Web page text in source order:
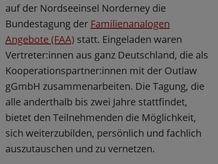
auf der Nordseeinsel Norderney die
Bundestagung der Familienanalogen
Angebote (FAA) statt. Eingeladen waren
Vertreter:innen aus ganz Deutschland, die als
Kooperationspartner:innen mit der Outlaw
gGmbH zusammenarbeiten. Die Tagung, die
alle anderthalb bis zwei Jahre stattfindet,
bietet den Teilnehmenden die Möglichkeit,
sich weiterzubilden, persönlich und fachlich
auszutauschen und zu vernetzen.